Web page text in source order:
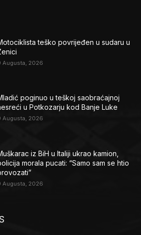
teško povrijeđen u sudaru u
Augusta, 2026
poginuo u teškoj saobraćajnoj
u Potkozarju kod Banje Luke
Augusta, 2026
iz BiH u Italiji ukrao kamion,
morala pucati: “Samo sam se htio
Augusta, 2026